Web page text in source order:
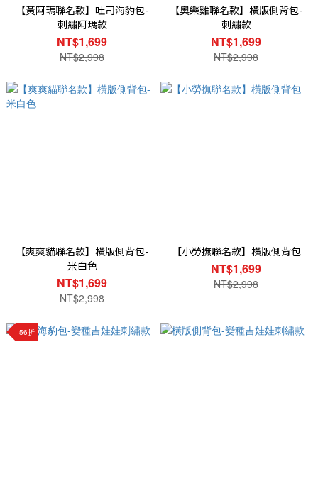
【黃阿瑪聯名款】吐司海豹包-
刺繡阿瑪款
NT$1,699
NT$2,998
【奧樂雞聯名款】橫版側背包-
刺繡款
NT$1,699
NT$2,998
【爽爽貓聯名款】橫版側背包-
米白色
NT$1,699
NT$2,998
【小勞撫聯名款】橫版側背包
NT$1,699
NT$2,998
56折